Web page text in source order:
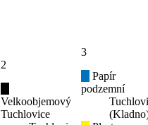
2
Velkoobjemový
Tuchlovice
3
Papír
podzemní